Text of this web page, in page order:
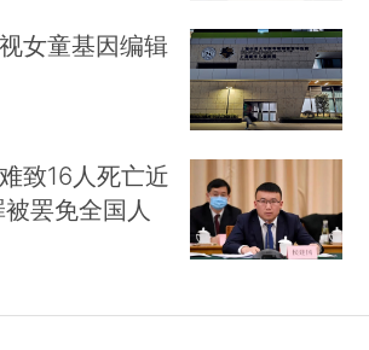
女童基因编辑
致16人死亡近
罢免全国人